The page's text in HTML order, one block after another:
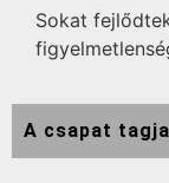
Sokat
A csapat